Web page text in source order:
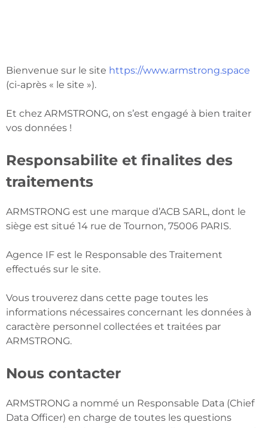
Bienvenue sur le site https://www.armstrong.space
(ci-après « le site »).
Et chez ARMSTRONG, on s’est engagé à bien traiter
vos données !
Responsabilite et finalites des
traitements
ARMSTRONG est une marque d’ACB SARL, dont le
siège est situé 14 rue de Tournon, 75006 PARIS.
Agence IF est le Responsable des Traitement
effectués sur le site.
Vous trouverez dans cette page toutes les
informations nécessaires concernant les données à
caractère personnel collectées et traitées par
ARMSTRONG.
Nous contacter
ARMSTRONG a nommé un Responsable Data (Chief
Data Officer) en charge de toutes les questions